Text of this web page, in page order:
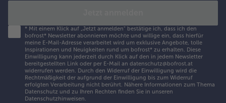
* Mit einem Klick auf „Jetzt anmelden" bestätige ich, dass ich den
bofrost* Newsletter abonnieren möchte und willige ein, dass hierfür
meine E-Mail-Adresse verarbeitet wird um exklusive Angebote, tolle
Inspirationen und Neuigkeiten rund um bofrost* zu erhalten. Diese
Einwilligung kann jederzeit durch Klick auf den in jedem Newsletter
bereitgestellten Link oder per E-Mail an datenschutz@bofrost.at
widerrufen werden. Durch den Widerruf der Einwilligung wird die
Rechtmäßigkeit der aufgrund der Einwilligung bis zum Widerruf
erfolgten Verarbeitung nicht berührt. Nähere Informationen zum Thema
Datenschutz und zu Ihren Rechten finden Sie in unseren
Datenschutzhinweisen.